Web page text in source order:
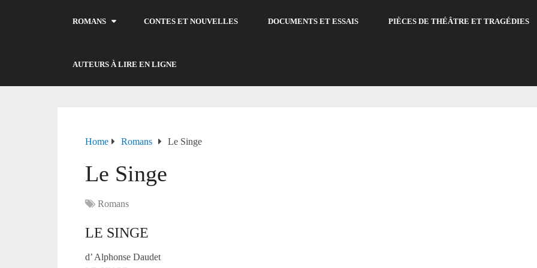
ROMANS CONTES ET NOUVELLES DOCUMENTS ET ESSAIS PIÈCES DE THÉÂTRE ET TRAGÉDIES
AUTEURS À LIRE EN LIGNE
Home Romans Le Singe
Le Singe
Romans
LE SINGE
d’ Alphonse Daudet